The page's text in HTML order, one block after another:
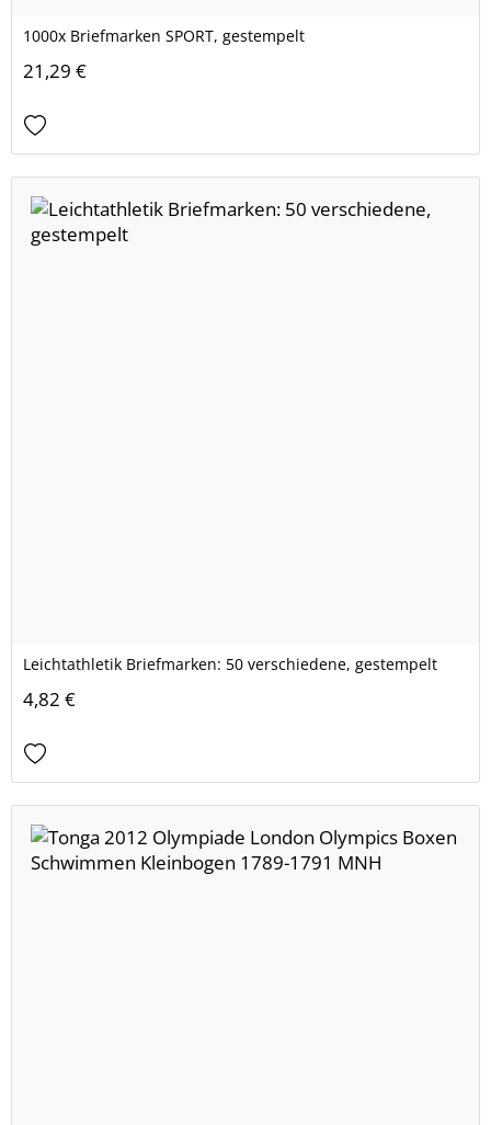
1000x Briefmarken SPORT, gestempelt
21,29 €
Leichtathletik Briefmarken: 50 verschiedene, gestempelt
4,82 €